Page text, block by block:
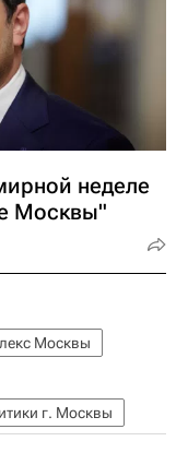
неделе
Москвы"
Москвы
г. Москвы